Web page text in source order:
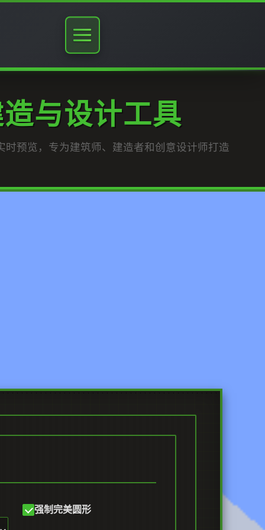
与设计工具
预览，专为建筑师、建造者和创意设计师打造
强制完美圆形